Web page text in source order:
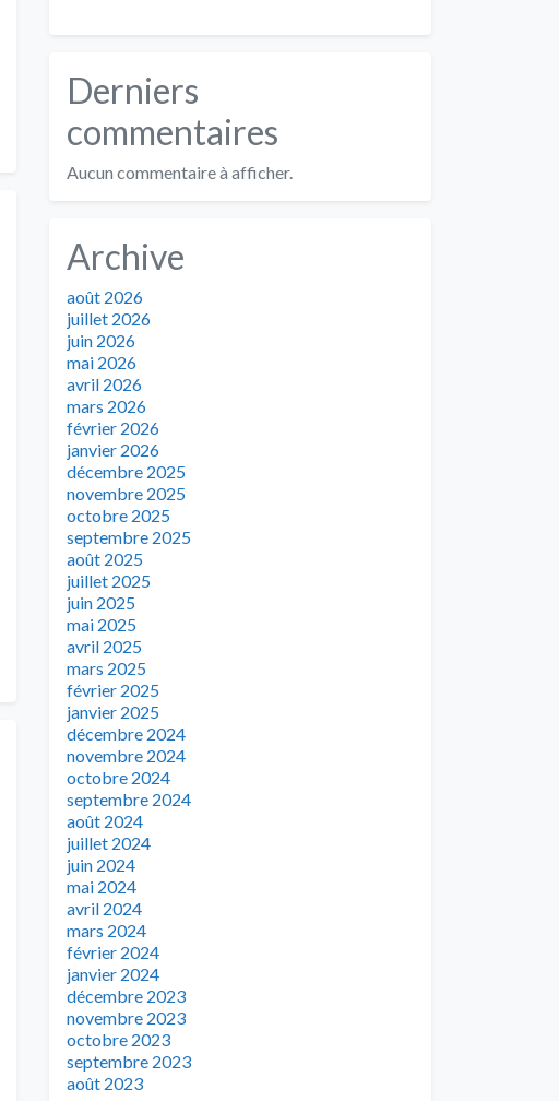
Derniers
commentaires
Aucun commentaire à afficher.
Archive
août 2026
juillet 2026
juin 2026
mai 2026
avril 2026
mars 2026
février 2026
janvier 2026
décembre 2025
novembre 2025
octobre 2025
septembre 2025
août 2025
juillet 2025
juin 2025
mai 2025
avril 2025
mars 2025
février 2025
janvier 2025
décembre 2024
novembre 2024
octobre 2024
septembre 2024
août 2024
juillet 2024
juin 2024
mai 2024
avril 2024
mars 2024
février 2024
janvier 2024
décembre 2023
novembre 2023
octobre 2023
septembre 2023
août 2023